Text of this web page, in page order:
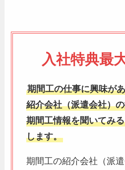
入社特典最
期間工の仕事に興味が
紹介会社（派遣会社）
期間工情報を聞いてみ
します。
期間工の紹介会社（派